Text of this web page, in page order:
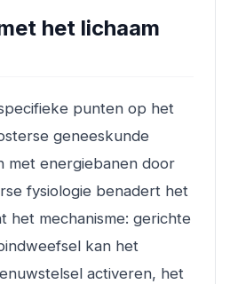
het lichaam
punten op het
geneeskunde
met energiebanen door
fysiologie benadert het
het mechanisme: gerichte
kan het
activeren, het